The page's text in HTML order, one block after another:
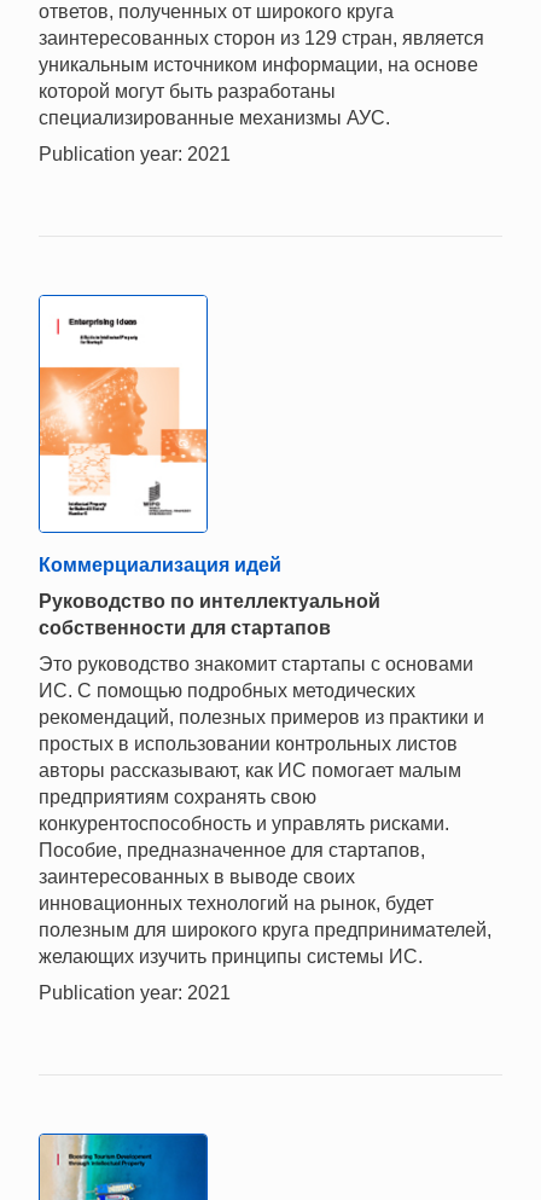
ответов, полученных от широкого круга
заинтересованных сторон из 129 стран, является
уникальным источником информации, на основе
которой могут быть разработаны
специализированные механизмы АУС.
Publication year: 2021
Коммерциализация идей
Руководство по интеллектуальной
собственности для стартапов
Это руководство знакомит стартапы с основами
ИС. С помощью подробных методических
рекомендаций, полезных примеров из практики и
простых в использовании контрольных листов
авторы рассказывают, как ИС помогает малым
предприятиям сохранять свою
конкурентоспособность и управлять рисками.
Пособие, предназначенное для стартапов,
заинтересованных в выводе своих
инновационных технологий на рынок, будет
полезным для широкого круга предпринимателей,
желающих изучить принципы системы ИС.
Publication year: 2021